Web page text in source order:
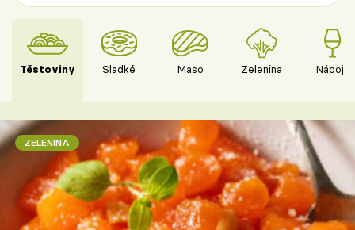
Těstoviny Sladké Maso Zelenina Nápoje
ZELENINA